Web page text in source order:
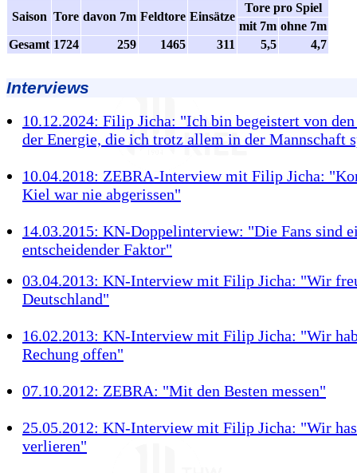
Saison Tore davon 7m Feldtore Einsätze
Tore pro Spiel
mit 7m ohne 7m
Gesamt 1724 259 1465 311 5,5 4,7
Interviews
10.12.2024: Filip Jicha: "Ich bin begeistert von den
der Energie, die ich trotz allem in der Mannschaft
10.04.2018: ZEBRA-Interview mit Filip Jicha:
Kiel war nie abgerissen"
14.03.2015: KN-Doppelinterview: "Die Fans sind
entscheidender Faktor"
03.04.2013: KN-Interview mit Filip Jicha: "Wir
Deutschland"
16.02.2013: KN-Interview mit Filip Jicha: "Wir
Rechung offen"
07.10.2012: ZEBRA: "Mit den Besten messen"
25.05.2012: KN-Interview mit Filip Jicha: "Wir
verlieren"